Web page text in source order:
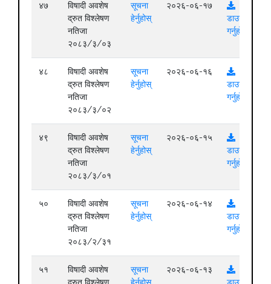
४७
विषादी अवशेष
द्रुत विश्लेषण
नतिजा
२०८३/३/०३
सूचना
हेर्नुहोस्
२०२६-०६-१७
डाउनलोड
गर्नुहोस्
४८
विषादी अवशेष
द्रुत विश्लेषण
नतिजा
२०८३/३/०२
सूचना
हेर्नुहोस्
२०२६-०६-१६
डाउनलोड
गर्नुहोस्
४९
विषादी अवशेष
द्रुत विश्लेषण
नतिजा
२०८३/३/०१
सूचना
हेर्नुहोस्
२०२६-०६-१५
डाउनलोड
गर्नुहोस्
५०
विषादी अवशेष
द्रुत विश्लेषण
नतिजा
२०८३/२/३१
सूचना
हेर्नुहोस्
२०२६-०६-१४
डाउनलोड
गर्नुहोस्
५१
विषादी अवशेष
सूचना
२०२६-०६-१३